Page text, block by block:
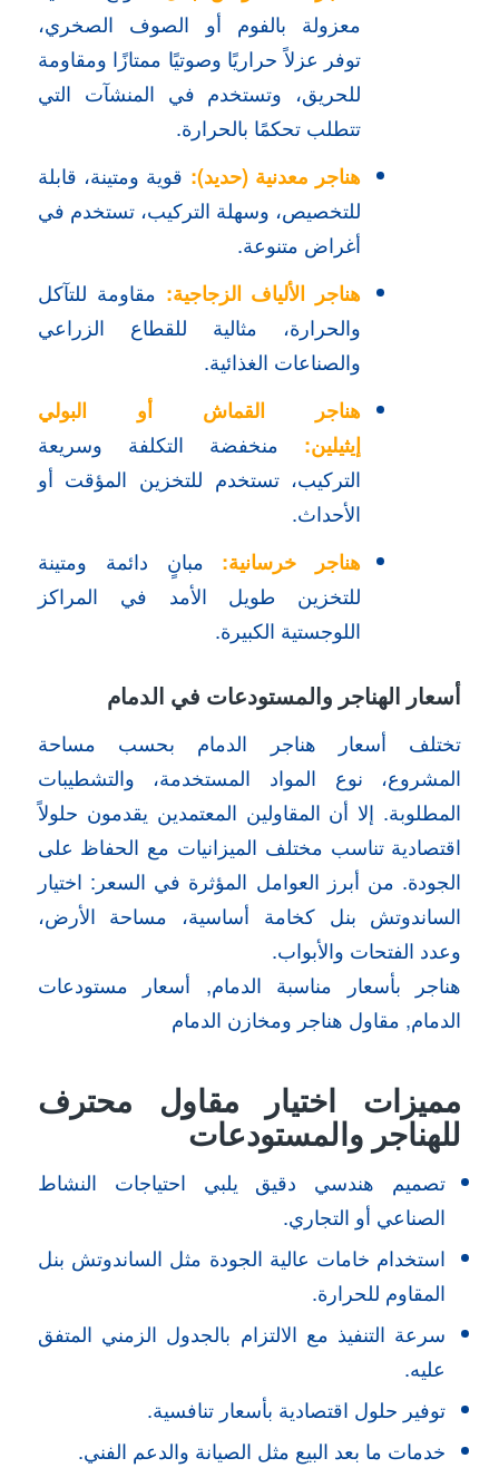
معزولة بالفوم أو الصوف الصخري،
توفر عزلاً حراريًا وصوتيًا ممتازًا ومقاومة
للحريق، وتستخدم في المنشآت التي
تتطلب تحكمًا بالحرارة.
هناجر معدنية (حديد): قوية ومتينة، قابلة
للتخصيص، وسهلة التركيب، تستخدم في
أغراض متنوعة.
هناجر الألياف الزجاجية: مقاومة للتآكل
والحرارة، مثالية للقطاع الزراعي
والصناعات الغذائية.
هناجر القماش أو البولي
إيثيلين: منخفضة التكلفة وسريعة
التركيب، تستخدم للتخزين المؤقت أو
الأحداث.
هناجر خرسانية: مبانٍ دائمة ومتينة
للتخزين طويل الأمد في المراكز
اللوجستية الكبيرة.
أسعار الهناجر والمستودعات في الدمام
تختلف أسعار هناجر الدمام بحسب مساحة
المشروع، نوع المواد المستخدمة، والتشطيبات
المطلوبة. إلا أن المقاولين المعتمدين يقدمون حلولاً
اقتصادية تناسب مختلف الميزانيات مع الحفاظ على
الجودة. من أبرز العوامل المؤثرة في السعر: اختيار
الساندوتش بنل كخامة أساسية، مساحة الأرض،
وعدد الفتحات والأبواب.
هناجر بأسعار مناسبة الدمام, أسعار مستودعات
الدمام, مقاول هناجر ومخازن الدمام
مميزات اختيار مقاول محترف
للهناجر والمستودعات
تصميم هندسي دقيق يلبي احتياجات النشاط
الصناعي أو التجاري.
استخدام خامات عالية الجودة مثل الساندوتش بنل
المقاوم للحرارة.
سرعة التنفيذ مع الالتزام بالجدول الزمني المتفق
عليه.
توفير حلول اقتصادية بأسعار تنافسية.
خدمات ما بعد البيع مثل الصيانة والدعم الفني.